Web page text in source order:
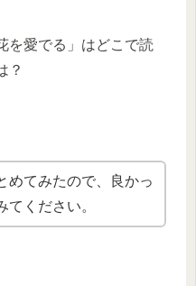
を愛でる」はどこで読
？
めてみたので、良かっ
てください。